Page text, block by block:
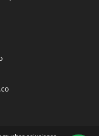
Se
tu
aplicación